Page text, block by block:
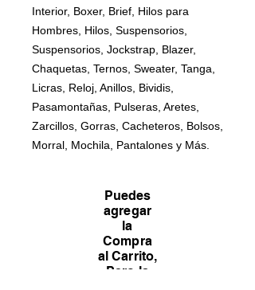
Interior, Boxer, Brief, Hilos para
Hombres, Hilos, Suspensorios,
Suspensorios, Jockstrap, Blazer,
Chaquetas, Ternos, Sweater, Tanga,
Licras, Reloj, Anillos, Bividis,
Pasamontañas, Pulseras, Aretes,
Zarcillos, Gorras, Cacheteros, Bolsos,
Morral, Mochila, Pantalones y Más.
Puedes
agregar
la
Compra
al Carrito,
Pero la